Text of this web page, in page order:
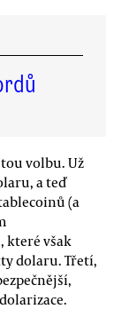
volbu. Už
a teď
(a
které však
dolaru. Třetí,